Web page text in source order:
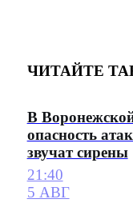
ЧИТАЙТЕ
В
опасность
звучат сирены
21:40
5 АВГ